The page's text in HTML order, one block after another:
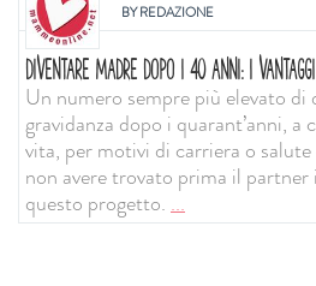
BYREDAZIONE
DIVENTARE MADRE DOPO I 40 ANNI: I
Un numero sempre più elevato
gravidanza dopo i quarant’anni,
vita, per motivi di carriera o
non avere trovato prima il partner
questo progetto....